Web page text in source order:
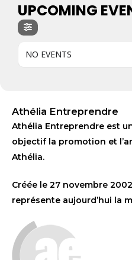
UPCOMING
NO EVENTS
Athélia Entreprendre
Athélia Entreprendre est
objectif la promotion et
Athélia.
Créée le 27 novembre
représente aujourd’hui la